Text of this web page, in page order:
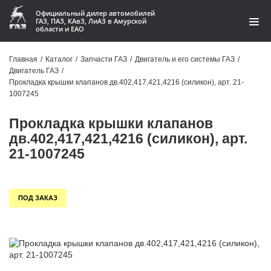
Официальный дилер автомобилей
ГАЗ, ПАЗ, КАвЗ, ЛиАЗ в Амурской
области и ЕАО
Акции
Контакты
Доставка
Гарантии
Автомобили
Главная / Каталог / Запчасти ГАЗ / Двигатель и его системы ГАЗ /
Двигатель ГАЗ /
Прокладка крышки клапанов дв.402,417,421,4216 (силикон), арт. 21-
1007245
Прокладка крышки клапанов
дв.402,417,421,4216 (силикон), арт.
21-1007245
ПОД ЗАКАЗ